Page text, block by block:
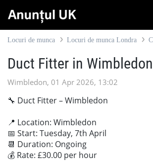
Locuri de munca Locuri de munca Londra
Duct Fitter in Wimbledon
Wimbledon, 01 Apr 2026, 13:02
🔧 Duct Fitter – Wimbledon
📍 Location: Wimbledon
📅 Start: Tuesday, 7th April
📆 Duration: Ongoing
💰 Rate: £30.00 per hour